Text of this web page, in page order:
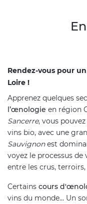
Rendez-vous pour
Loire !
Apprenez quelques
l’œnologie en région
Sancerre, vous
vins bio, avec une
Sauvignonest
voyez le processus
entre les crus,
Certains cours
vins du monde... Un